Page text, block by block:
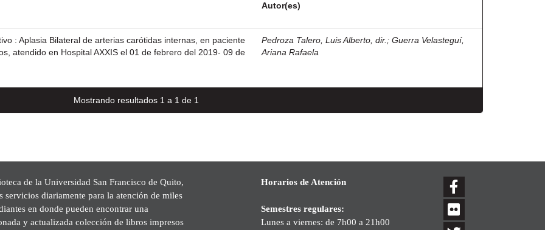
Autor(es)
: Aplasia Bilateral de arterias carótidas internas, en paciente
atendido en Hospital AXXIS el 01 de febrero del 2019- 09 de
Pedroza Talero, Luis Alberto, dir. ; Guerra Velasteguí,
Ariana Rafaela
Mostrando resultados 1 a 1 de 1
de la Universidad San Francisco de Quito,
servicios diariamente para la atención de miles
en donde pueden encontrar una
y actualizada colección de libros impresos
Horarios de Atención
Semestres regulares:
Lunes a viernes: de 7h00 a 21h00